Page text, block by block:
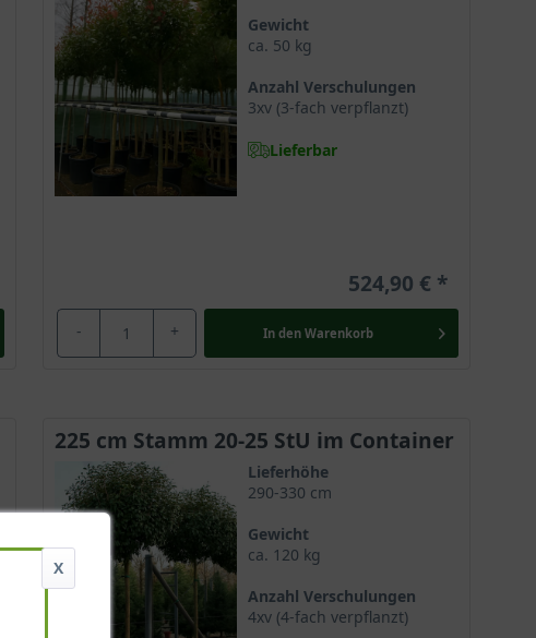
Gewicht
ca. 50 kg
Anzahl Verschulungen
3xv (3-fach verpflanzt)
Lieferbar
524,90 €
- + In den Warenkorb
225 cm Stamm 20-25 StU im Container
Lieferhöhe
290-330 cm
Gewicht
ca. 120 kg
Anzahl Verschulungen
4xv (4-fach verpflanzt)
X